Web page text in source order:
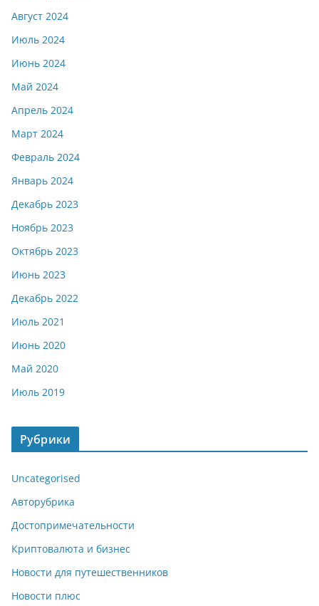
Август 2024
Июль 2024
Июнь 2024
Май 2024
Апрель 2024
Март 2024
Февраль 2024
Январь 2024
Декабрь 2023
Ноябрь 2023
Октябрь 2023
Июнь 2023
Декабрь 2022
Июль 2021
Июнь 2020
Май 2020
Июль 2019
Рубрики
Uncategorised
Авторубрика
Достопримечательности
Криптовалюта и бизнес
Новости для путешественников
Новости плюс